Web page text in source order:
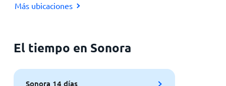
Más ubicaciones
El tiempo en Sonora
Sonora 14 días